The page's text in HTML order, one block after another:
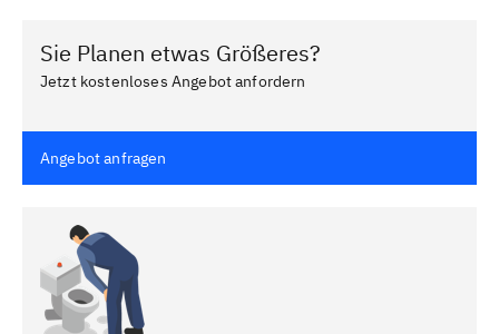
Sie Planen etwas Größeres?
Jetzt kostenloses Angebot anfordern
Angebot anfragen